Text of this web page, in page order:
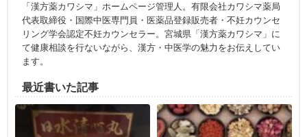
「漢方薬カワシマ」ホームページ管理人。有限会社カワシマ薬局
代表取締役・国際中医専門員・医薬品登録販売者・不妊カウンセ
リング学会認定不妊カウンセラー。宮城県「漢方薬カワシマ」に
て健康相談を行ないながら、漢方・中医学の魅力をお伝えしてい
ます。
最近書いた記事